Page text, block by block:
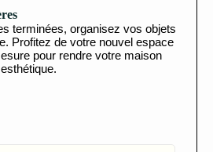
terminées, organisez vos objets
Profitez de votre nouvel espace
pour rendre votre maison